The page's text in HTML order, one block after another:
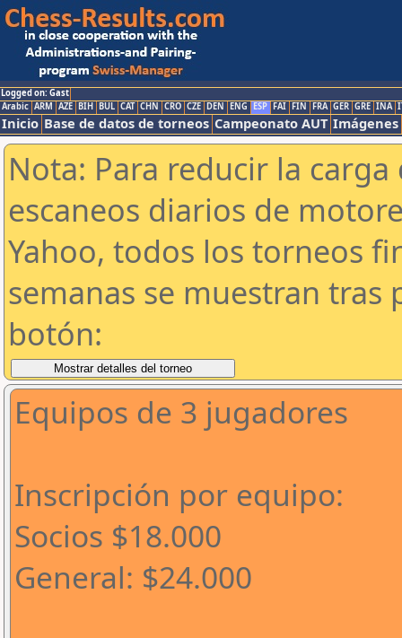
Logged on: Gast
Arabic ARM AZE BIH BUL CAT CHN CRO CZE DEN ENG ESP FAI FIN FRA GER GRE INA
Inicio Base de datos de torneos Campeonato AUT Imágenes
Nota: Para reducir la
escaneos diarios de
Yahoo, todos los torneos
semanas se muestran tras
botón:
Equipos de 3 jugadores
Inscripción por equipo:
Socios $18.000
General: $24.000